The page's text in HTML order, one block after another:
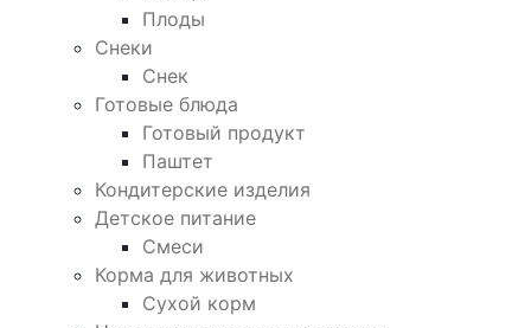
Плоды
Снеки
Снек
Готовые блюда
Готовый продукт
Паштет
Кондитерские изделия
Детское питание
Смеси
Корма для животных
Сухой корм